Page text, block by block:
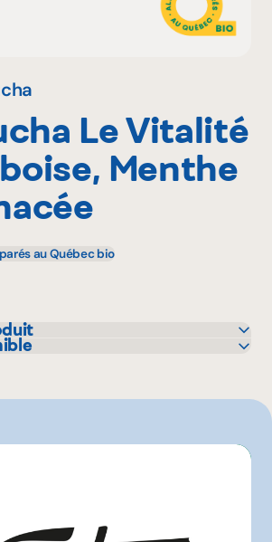
EN
Le Vitalité
Menthe
au Québec bio
santé